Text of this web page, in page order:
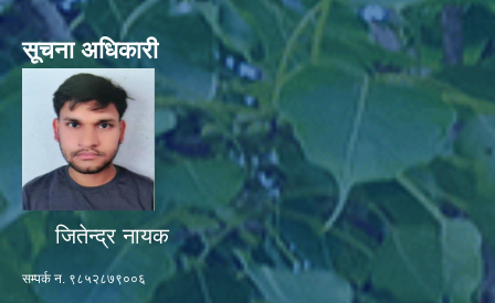
सूचना अधिकारी
जितेन्द्र नायक
सम्पर्क न. ९८५२८७९००६